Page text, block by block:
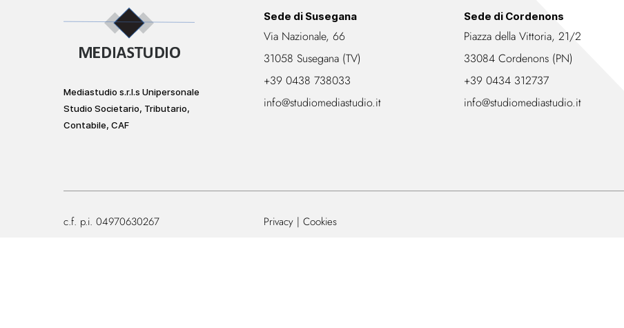
Mediastudio s.r.l.s Unipersonale
Studio Societario, Tributario,
Contabile, CAF
Sede di Susegana
Via Nazionale, 66
31058 Susegana (TV)
+39 0438 738033
info@studiomediastudio.it
Sede di Cordenons
Piazza della Vittoria, 21/2
33084 Cordenons (PN)
+39 0434 312737
info@studiomediastudio.it
c.f. p.i. 04970630267 Privacy Cookies